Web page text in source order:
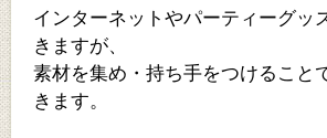
インターネットやパーティーグッ
きますが、
素材を集め・持ち手をつけること
きます。